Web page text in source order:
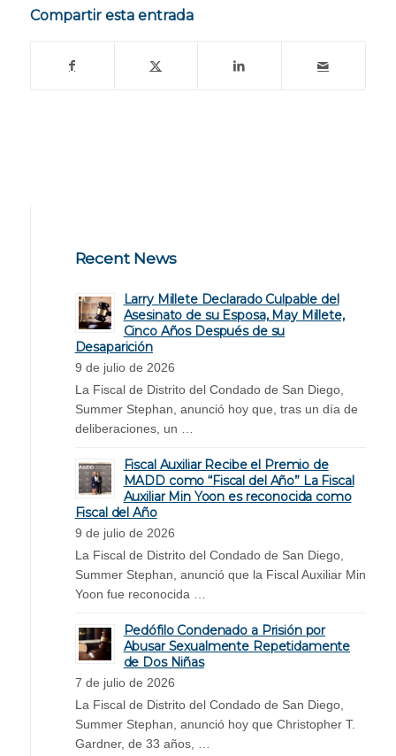
Compartir esta entrada
Recent News
Larry Millete Declarado Culpable del
Asesinato de su Esposa, May Millete,
Cinco Años Después de su
Desaparición
9 de julio de 2026
La Fiscal de Distrito del Condado de San Diego,
Summer Stephan, anunció hoy que, tras un día de
deliberaciones, un …
Fiscal Auxiliar Recibe el Premio de
MADD como “Fiscal del Año” La Fiscal
Auxiliar Min Yoon es reconocida como
Fiscal del Año
9 de julio de 2026
La Fiscal de Distrito del Condado de San Diego,
Summer Stephan, anunció que la Fiscal Auxiliar Min
Yoon fue reconocida …
Pedófilo Condenado a Prisión por
Abusar Sexualmente Repetidamente
de Dos Niñas
7 de julio de 2026
La Fiscal de Distrito del Condado de San Diego,
Summer Stephan, anunció hoy que Christopher T.
Gardner, de 33 años, …